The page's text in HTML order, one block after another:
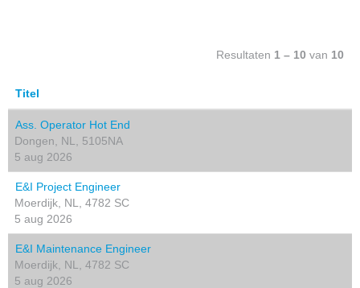
Resultaten 1 – 10 van 10
Titel
Ass. Operator Hot End
Dongen, NL, 5105NA
5 aug 2026
E&I Project Engineer
Moerdijk, NL, 4782 SC
5 aug 2026
E&I Maintenance Engineer
Moerdijk, NL, 4782 SC
5 aug 2026